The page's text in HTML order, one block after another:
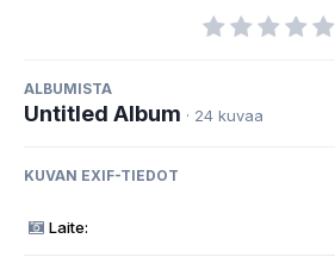
ALBUMISTA
Untitled Album · 24 kuvaa
KUVAN EXIF-TIEDOT
Laite: